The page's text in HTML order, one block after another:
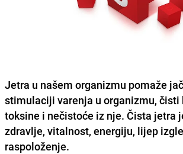
Jetra u našem organizmu pomaže
stimulaciji varenja u organizmu,
toksine i nečistoće iz nje. Čista jetra
zdravlje, vitalnost, energiju, lijep
raspoloženje.